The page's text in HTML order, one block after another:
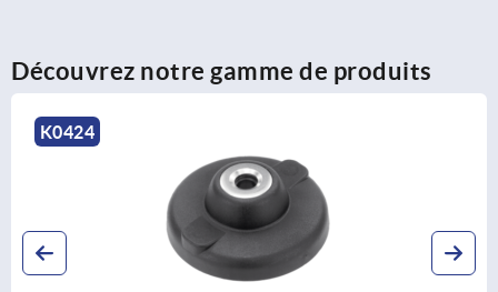
Découvrez notre gamme de produits